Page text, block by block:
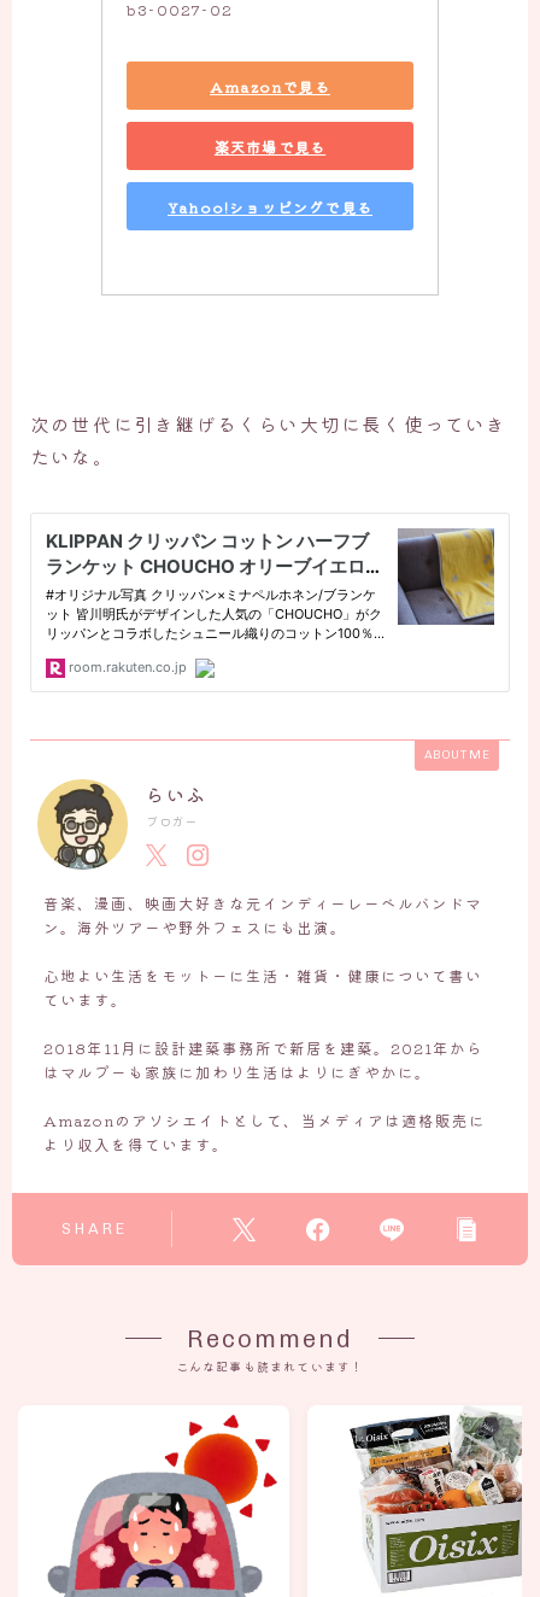
b3-0027-02
Amazonで見る
楽天市場で見る
Yahoo!ショッピングで見る
次の世代に引き継げるくらい大切に長く使っていき
たいな。
ABOUT ME
らいふ
ブロガー
音楽、漫画、映画大好きな元インディーレーベルバンドマ
ン。海外ツアーや野外フェスにも出演。
心地よい生活をモットーに生活・雑貨・健康について書い
ています。
2018年11月に設計建築事務所で新居を建築。2021年から
はマルプーも家族に加わり生活はよりにぎやかに。
Amazonのアソシエイトとして、当メディアは適格販売に
より収入を得ています。
SHARE
Recommend
こんな記事も読まれています！